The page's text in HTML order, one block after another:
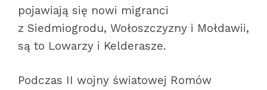
pojawiają się nowi migranci
z Siedmiogrodu, Wołoszczyzny i Mołdawii,
są to Lowarzy i Kelderasze.
Podczas II wojny światowej Romów